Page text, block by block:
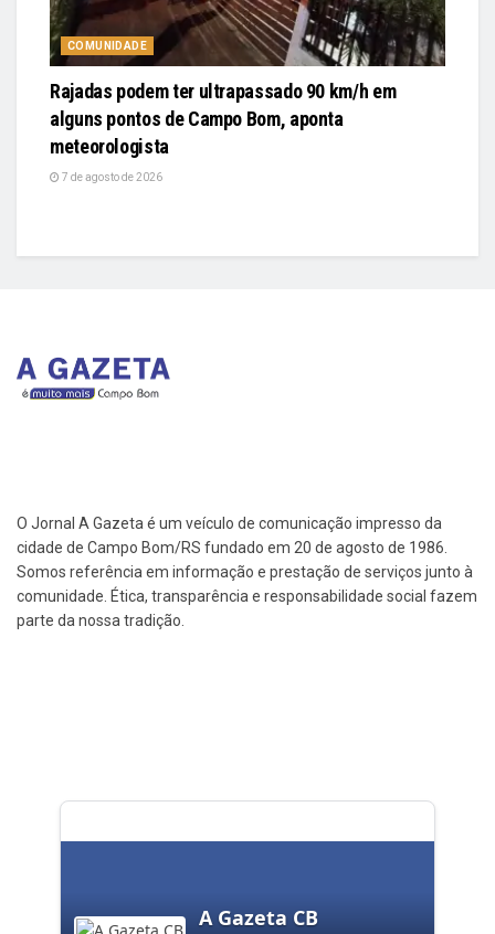
COMUNIDADE
Rajadas podem ter ultrapassado 90 km/h em
alguns pontos de Campo Bom, aponta
meteorologista
7 de agosto de 2026
O Jornal A Gazeta é um veículo de comunicação impresso da
cidade de Campo Bom/RS fundado em 20 de agosto de 1986.
Somos referência em informação e prestação de serviços junto à
comunidade. Ética, transparência e responsabilidade social fazem
parte da nossa tradição.
A Gazeta CB